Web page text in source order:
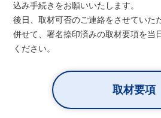
込み手続きをお願いいたします。
後日、取材可否のご連絡をさせていた
併せて、署名捺印済みの取材要項を当
ください。
取材要項